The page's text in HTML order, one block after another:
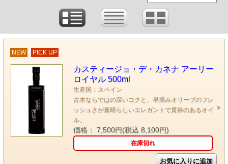
NEW PICK UP
カスティージョ・デ・カネナ アーリー
ロイヤル 500ml
生産国：スペイン
古木ならではの深いコクと、早摘みオリーブのフレ
ッシュさが素晴らしいエレガントで貫禄のあるオイ
ル。
価格： 7,500円(税込 8,100円)
在庫切れ